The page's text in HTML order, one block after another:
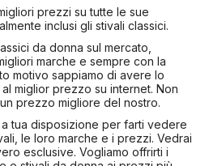
prezzi su tutte le sue
inclusi gli stivali classici.
da donna sul mercato,
marche e sempre con la
motivo sappiamo di avere lo
miglior prezzo su internet. Non
prezzo migliore del nostro.
tua disposizione per farti vedere
le loro marche e i prezzi. Vedrai
esclusive. Vogliamo offrirti i